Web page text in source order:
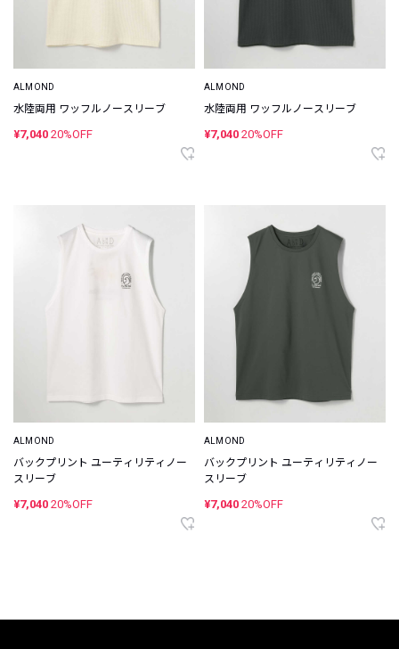
ALMOND
水陸両用 ワッフルノースリーブ
¥7,040 20%OFF
ALMOND
水陸両用 ワッフルノースリーブ
¥7,040 20%OFF
ALMOND
バックプリント ユーティリティノー
スリーブ
¥7,040 20%OFF
ALMOND
バックプリント ユーティリティノー
スリーブ
¥7,040 20%OFF